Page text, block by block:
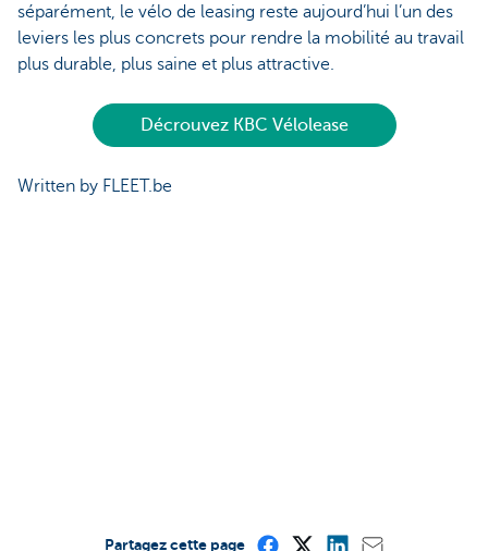
séparément, le vélo de leasing reste aujourd’hui l’un des
leviers les plus concrets pour rendre la mobilité au travail
plus durable, plus saine et plus attractive.
Décrouvez KBC Vélolease
Written by FLEET.be
Partagez cette page